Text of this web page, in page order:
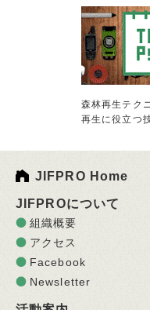
森林再生テク
再生に役立つ
JIFPRO Home
JIFPROについて
組織概要
アクセス
Facebook
Newsletter